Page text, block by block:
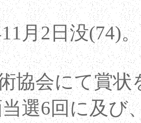
月2日没(74)。
協会にて賞
選6回に及び